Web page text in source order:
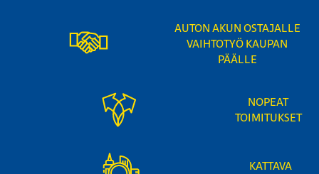
AUTON AKUN OSTAJALLE
VAIHTOTYÖ KAUPAN
PÄÄLLE
NOPEAT
TOIMITUKSET
KATTAVA